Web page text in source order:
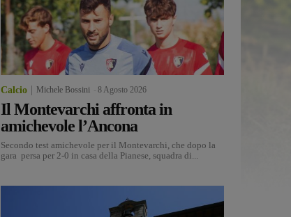
Calcio Michele Bossini 8 Agosto 2026
Il Montevarchi affronta in
amichevole l’Ancona
Secondo test amichevole per il Montevarchi, che dopo la
gara persa per 2-0 in casa della Pianese, squadra di...